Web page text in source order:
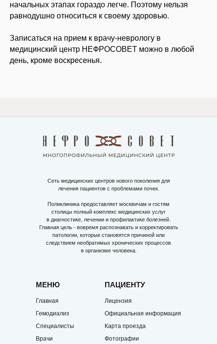
начальных этапах гораздо легче. Поэтому нельзя
равнодушно относиться к своему здоровью.
Записаться на прием к врачу-неврологу в
медицинский центр НЕФРОСОВЕТ можно в любой
день, кроме воскресенья.
Сеть медицинских центров нового поколения для
лечения пациентов с проблемами почек.
Поликлиника предоставляет москвичам и гостям
столицы полный комплекс медицинских услуг
в диагностике, лечении и профилактике болезней.
Главная цель - вовремя распознавать и корректировать
патологии, которые становятся причиной или
следствием необратимых хронических процессов
в организме человека.
Главная
Гемодиализ
Специалисты
Врачи
МЕНЮ ПАЦИЕНТУ
Лицензия
Официальная информация
Карта проезда
Фотографии